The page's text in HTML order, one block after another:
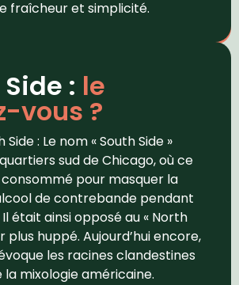
fraîcheur et simplicité.
: le
vous ?
: Le nom « South Side »
sud de Chicago, où ce
pour masquer la
de contrebande pendant
était ainsi opposé au « North
plus huppé. Aujourd’hui encore,
les racines clandestines
mixologie américaine.